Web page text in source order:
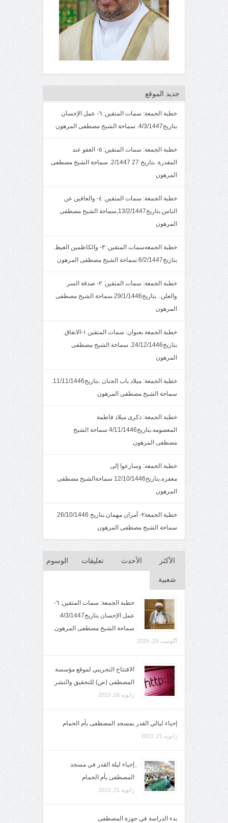
جديد الموقع
خطبة الجمعة: سمات المتقين: ٦- عمل الإحسان
بتاريخ4/3/1447. سماحة الشيخ مصطفى المرهون
خطبة الجمعة: سمات المتقين: ٥- العفو عند
المقدرة. بتاريخ 27 2/1447. سماحة الشيخ مصطفى
المرهون
خطبة الجمعة: سمات المتقين: ٤- والعافين عن
الناس.بتاريخ13/2/1447,سماحة الشيخ مصطفى
المرهون
خطبة الجمعةسمات المتقين: ٣- والكاظمين الغيظ.
بتاريخ6/2/1447.سماحة الشيخ مصطفى المرهون
خطبة الجمعة: سمات المتقين: ٢- صدقة السر
والعلن.. بتاريخ29/1/1446.سماحة الشيخ مصطفى
المرهون
خطبة الجمعة بعنوان: سمات المتقين ١-الانفاق.
بتاريخ24/12/1446. سماحة الشيخ مصطفى
المرهون
خطبة الجمعة: ميلاد باب الجنان .بتاريخ11/11/1446.
سماحة الشيخ مصطفى المرهون
خطبة الجمعة: ذكرى ميلاد فاطمة
المعصومه.بتاريخ4/11/1446 سماحة الشيخ
مصطفى المرهون
خطبة الجمعه: وسارعوا إلى
مغفره.بتاريخ12/10/1446 سماحةالشيخ مصطفى
المرهون
خطبة الجمعة٢- أمران مهمان.بتاريخ 26/10/1446
سماحة الشيخ مصطفى المرهون
الأكثر
شعبية
الأحدث تعليقات الوسوم
خطبة الجمعة: سمات المتقين: ٦-
عمل الإحسان بتاريخ4/3/1447.
سماحة الشيخ مصطفى المرهون
آگوست 29, 2025
الافتتاح التجريبي لموقع مؤسسة
المصطفى (ص) للتحقيق والنشر
ژانویه 16, 2013
إحياء ليالي القدر بمسجد المصطفى بأم الحمام
ژانویه 21, 2013
ِإحياء ليلة القدر في مسجد
المصطفى بأم الحمام
ژانویه 21, 2013
بدء الدراسة في حوزة المصطفى